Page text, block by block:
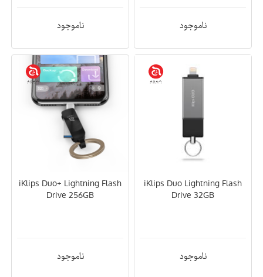
ناموجود ناموجود
iKlips Duo Lightning Flash
Drive 32GB
ناموجود
iKlips Duo+ Lightning Flash
Drive 256GB
ناموجود